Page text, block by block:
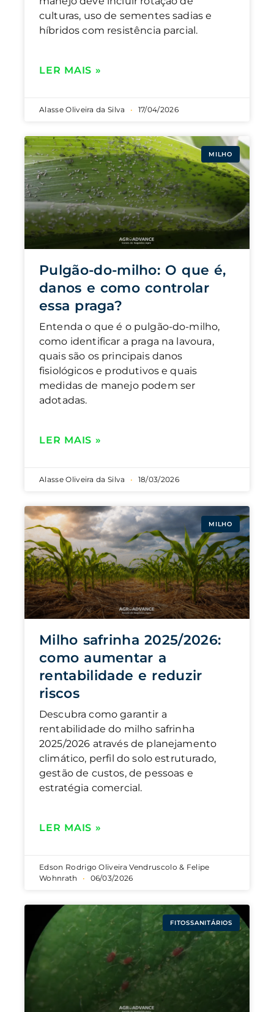
culturas, uso de sementes sadias e
híbridos com resistência parcial.
LER MAIS »
Alasse Oliveira da Silva 17/04/2026
MILHO
Pulgão-do-milho: O que é,
danos e como controlar
essa praga?
Entenda o que é o pulgão-do-milho,
como identificar a praga na lavoura,
quais são os principais danos
fisiológicos e produtivos e quais
medidas de manejo podem ser
adotadas.
LER MAIS »
Alasse Oliveira da Silva 18/03/2026
MILHO
Milho safrinha 2025/2026:
como aumentar a
rentabilidade e reduzir
riscos
Descubra como garantir a
rentabilidade do milho safrinha
2025/2026 através de planejamento
climático, perfil do solo estruturado,
gestão de custos, de pessoas e
estratégia comercial.
LER MAIS »
Edson Rodrigo Oliveira Vendruscolo & Felipe
Wohnrath
06/03/2026
FITOSSANITÁRIOS